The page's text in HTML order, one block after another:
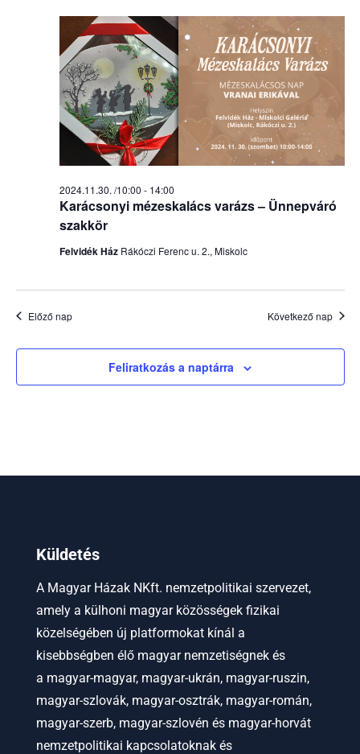
nézet
Karácsonyi mézeskalács varázs – Ünnepváró
szakkör
2024.11.30. /10:00 - 14:00
Felvidék Ház Rákóczi Ferenc u. 2., Miskolc
Előző nap Következő nap
Feliratkozás a naptárra
Küldetés
A Magyar Házak NKft. nemzetpolitikai szervezet,
amely a külhoni magyar közösségek fizikai
közelségében új platformokat kínál a
kisebbségben élő magyar nemzetiségnek és
a magyar-magyar, magyar-ukrán, magyar-ruszin,
magyar-szlovák, magyar-osztrák, magyar-román,
magyar-szerb, magyar-szlovén és magyar-horvát
nemzetpolitikai kapcsolatoknak és